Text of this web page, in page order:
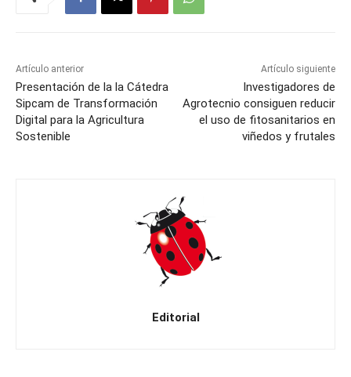
Artículo anterior
Presentación de la la Cátedra
Sipcam de Transformación
Digital para la Agricultura
Sostenible
Artículo siguiente
Investigadores de
Agrotecnio consiguen reducir
el uso de fitosanitarios en
viñedos y frutales
Editorial